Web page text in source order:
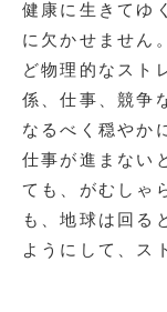
健康に生きてゆ
に欠かせません
ど物理的なスト
係、仕事、競争
なるべく穏やか
仕事が進まない
ても、がむしゃ
も、地球は回る
ようにして、ス